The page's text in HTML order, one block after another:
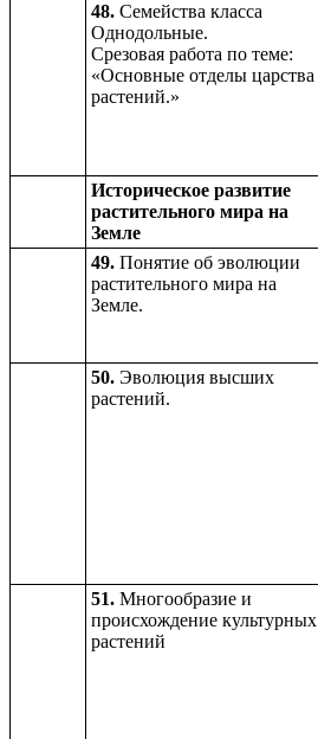
48. Семейства класса
Однодольные.
Срезовая работа по теме:
«Основные отделы царства
растений.»
Историческое развитие
растительного мира на
Земле
49. Понятие об эволюции
растительного мира на
Земле.
50. Эволюция высших
растений.
51. Многообразие и
происхождение культурных
растений